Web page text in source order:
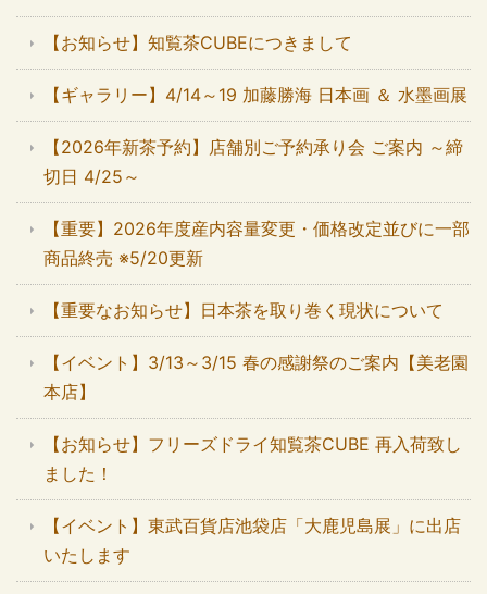
【お知らせ】知覧茶CUBEにつきまして
【ギャラリー】4/14～19 加藤勝海 日本画 ＆ 水墨画展
【2026年新茶予約】店舗別ご予約承り会 ご案内 ～締
切日 4/25～
【重要】2026年度産内容量変更・価格改定並びに一部
商品終売 ※5/20更新
【重要なお知らせ】日本茶を取り巻く現状について
【イベント】3/13～3/15 春の感謝祭のご案内【美老園
本店】
【お知らせ】フリーズドライ知覧茶CUBE 再入荷致し
ました！
【イベント】東武百貨店池袋店「大鹿児島展」に出店
いたします